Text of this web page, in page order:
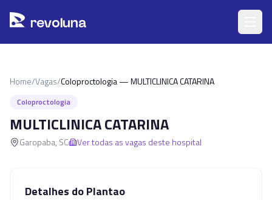
revoluna
Home/Vagas/Coloproctologia — MULTICLINICA CATARINA
Coloproctologia
MULTICLINICA CATARINA
Garopaba, SC Ver todas as vagas deste hospital
Detalhes do Plantao